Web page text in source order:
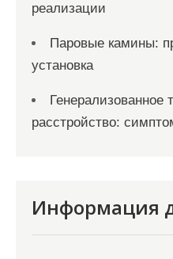
реализации
Паровые камины:
установка
Генерализованное
расстройство:
Информация